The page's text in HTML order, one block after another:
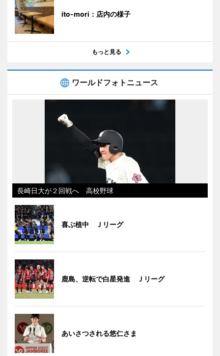
ito-mori：店内の様子
もっと見る
ワールドフォトニュース
長崎日大が２回戦へ 高校野球
喜ぶ植中 Ｊリーグ
鹿島、逆転で白星発進 Ｊリーグ
あいさつされる悠仁さま